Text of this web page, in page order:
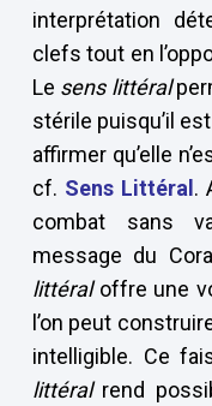
interprétation
clefs tout en
Le sens littéral
stérile puisqu’il
affirmer qu’elle
cf. Sens Littéral .
combat sans
message du
littéraloffre une
l’on peut
intelligible. Ce
littéral rend